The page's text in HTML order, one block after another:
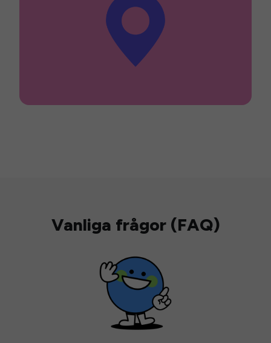
Vanliga frågor (FAQ)